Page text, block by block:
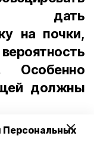
Персональных
дать
на почки,
Особенно
должны